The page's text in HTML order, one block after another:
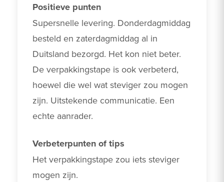
Positieve punten
Supersnelle levering. Donderdagmiddag
besteld en zaterdagmiddag al in
Duitsland bezorgd. Het kon niet beter.
De verpakkingstape is ook verbeterd,
hoewel die wel wat steviger zou mogen
zijn. Uitstekende communicatie. Een
echte aanrader.
Verbeterpunten of tips
Het verpakkingstape zou iets steviger
mogen zijn.